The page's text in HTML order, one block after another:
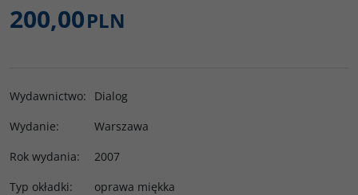
200,00PLN
Wydawnictwo:
Dialog
Wydanie:
Warszawa
Rok wydania:
2007
Typ okładki:
oprawa miękka